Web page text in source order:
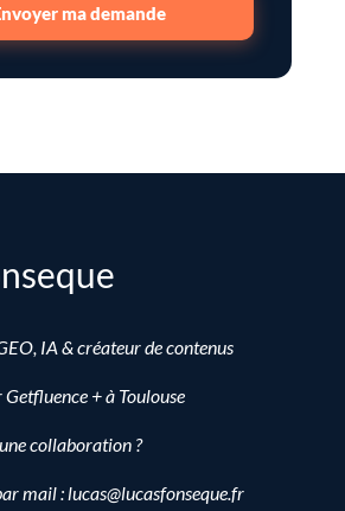
ma demande
IA & créateur de contenus
+ à Toulouse
collaboration ?
mail : lucas@lucasfonseque.fr